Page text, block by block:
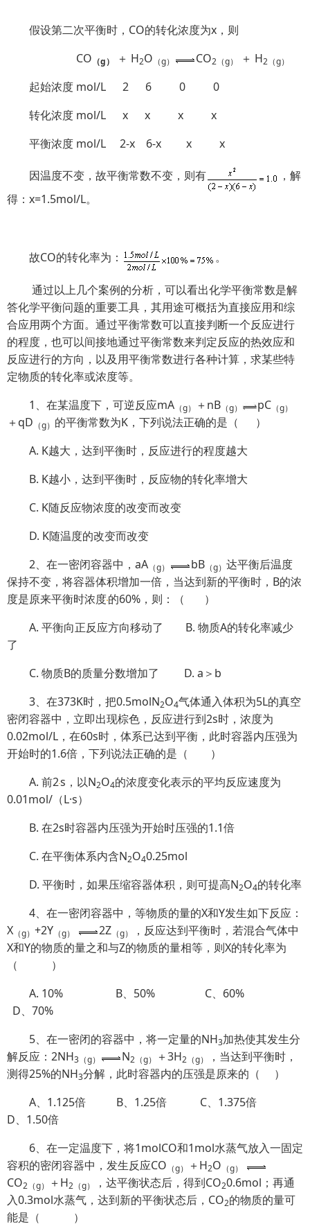
假设第二次平衡时，CO的转化浓度为x，则
CO （g） ＋ H2O （g） CO2 （g） ＋ H2 （g）
起始浓度 mol/L 2 6 0 0
转化浓度 mol/L x x x x
平衡浓度 mol/L 2-x 6-x x x
因温度不变，故平衡常数不变，则有
，解
得：x=1.5mol/L。
故CO的转化率为： 。
通过以上几个案例的分析，可以看出化学平衡常数是解
答化学平衡问题的重要工具，其用途可概括为直接应用和综
合应用两个方面。通过平衡常数可以直接判断一个反应进行
的程度，也可以间接地通过平衡常数来判定反应的热效应和
反应进行的方向，以及用平衡常数进行各种计算，求某些特
定物质的转化率或浓度等。
1、在某温度下，可逆反应mA （g） ＋nB （g） pC （g）
＋qD （g） 的平衡常数为K，下列说法正确的是（ ）
A. K越大，达到平衡时，反应进行的程度越大
B. K越小，达到平衡时，反应物的转化率增大
C. K随反应物浓度的改变而改变
D. K随温度的改变而改变
2、在一密闭容器中，aA （g） bB （g） 达平衡后温度
保持不变，将容器体积增加一倍，当达到新的平衡时，B的浓
度是原来平衡时浓度的60%，则：（ ）
A. 平衡向正反应方向移动了 B. 物质A的转化率减少
了
C. 物质B的质量分数增加了 D. a＞b
3、在373K时，把0.5molN2O4气体通入体积为5L的真空
密闭容器中，立即出现棕色，反应进行到2s时，浓度为
0.02mol/L，在60s时，体系已达到平衡，此时容器内压强为
开始时的1.6倍，下列说法正确的是（ ）
A. 前2s，以N2O4的浓度变化表示的平均反应速度为
0.01mol/（L·s）
B. 在2s时容器内压强为开始时压强的1.1倍
C. 在平衡体系内含N2O40.25mol
D. 平衡时，如果压缩容器体积，则可提高N2O4的转化率
4、在一密闭容器中，等物质的量的X和Y发生如下反应：
X （g） +2Y （g） 2Z （g）
，反应达到平衡时，若混合气体中
X和Y的物质的量之和与Z的物质的量相等，则X的转化率为
（ ）
A. 10% B、50% C、60%
D、70%
5、在一密闭的容器中，将一定量的NH3加热使其发生分
解反应：2NH3 （g） N2 （g） ＋3H2 （g）
，当达到平衡时，
测得25%的NH3分解，此时容器内的压强是原来的（ ）
A、1.125倍 B、1.25倍 C、1.375倍
D、1.50倍
6、在一定温度下，将1molCO和1mol水蒸气放入一固定
容积的密闭容器中，发生反应CO （g） ＋H2O （g）
CO2 （g） ＋H2 （g） ，达平衡状态后，得到CO20.6mol；再通
入0.3mol水蒸气，达到新的平衡状态后，CO2的物质的量可
能是（ ）